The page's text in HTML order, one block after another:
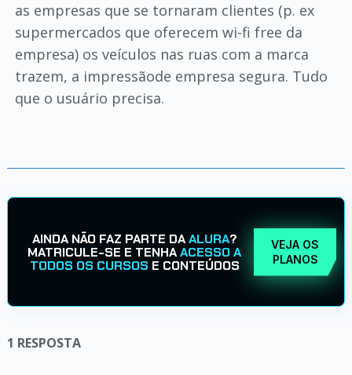
as empresas que se tornaram clientes (p. ex
supermercados que oferecem wi-fi free da
empresa) os veículos nas ruas com a marca
trazem, a impressãode empresa segura. Tudo
que o usuário precisa.
AINDA NÃO FAZ PARTE DAALURA?
MATRICULE-SE E TENHAACESSO A
TODOS OS CURSOS E CONTEÚDOS
VEJA OS
PLANOS
1 RESPOSTA